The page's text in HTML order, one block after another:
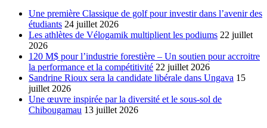
Une première Classique de golf pour investir dans l’avenir des
étudiants 24 juillet 2026
Les athlètes de Vélogamik multiplient les podiums 22 juillet
2026
120 M$ pour l’industrie forestière – Un soutien pour accroitre
la performance et la compétitivité 22 juillet 2026
Sandrine Rioux sera la candidate libérale dans Ungava 15
juillet 2026
Une œuvre inspirée par la diversité et le sous-sol de
Chibougamau 13 juillet 2026